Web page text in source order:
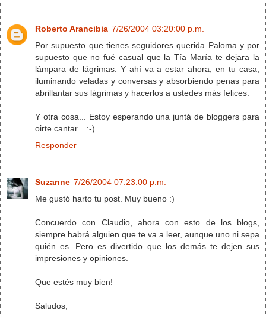
Roberto Arancibia 7/26/2004 03:20:00 p.m.
Por supuesto que tienes seguidores querida Paloma y por
supuesto que no fué casual que la Tía María te dejara la
lámpara de lágrimas. Y ahí va a estar ahora, en tu casa,
iluminando veladas y conversas y absorbiendo penas para
abrillantar sus lágrimas y hacerlos a ustedes más felices.
Y otra cosa... Estoy esperando una juntá de bloggers para
oirte cantar... :-)
Responder
Suzanne 7/26/2004 07:23:00 p.m.
Me gustó harto tu post. Muy bueno :)
Concuerdo con Claudio, ahora con esto de los blogs,
siempre habrá alguien que te va a leer, aunque uno ni sepa
quién es. Pero es divertido que los demás te dejen sus
impresiones y opiniones.
Que estés muy bien!
Saludos,